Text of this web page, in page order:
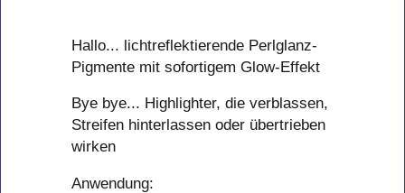
Hallo... lichtreflektierende Perlglanz-
Pigmente mit sofortigem Glow-Effekt
Bye bye... Highlighter, die verblassen,
Streifen hinterlassen oder übertrieben
wirken
Anwendung: